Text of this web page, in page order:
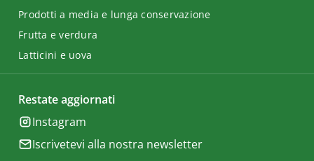
Prodotti a media e lunga conservazione
Frutta e verdura
Latticini e uova
Restate aggiornati
Instagram
Iscrivetevi alla nostra newsletter